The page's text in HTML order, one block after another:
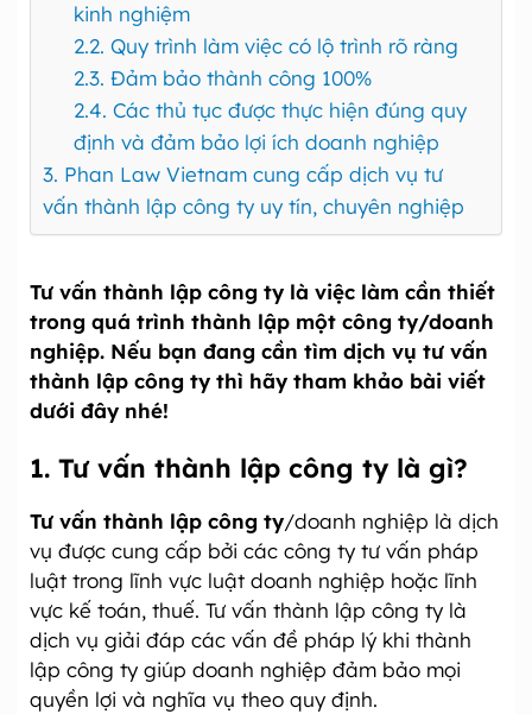
kinh nghiệm
2.2. Quy trình làm việc có lộ trình rõ ràng
2.3. Đảm bảo thành công 100%
2.4. Các thủ tục được thực hiện đúng quy
định và đảm bảo lợi ích doanh nghiệp
3. Phan Law Vietnam cung cấp dịch vụ tư
vấn thành lập công ty uy tín, chuyên nghiệp
Tư vấn thành lập công ty là việc làm cần thiết
trong quá trình thành lập một công ty/doanh
nghiệp. Nếu bạn đang cần tìm dịch vụ tư vấn
thành lập công ty thì hãy tham khảo bài viết
dưới đây nhé!
1. Tư vấn thành lập công ty là gì?
Tư vấn thành lập công ty/doanh nghiệp là dịch
vụ được cung cấp bởi các công ty tư vấn pháp
luật trong lĩnh vực luật doanh nghiệp hoặc lĩnh
vực kế toán, thuế. Tư vấn thành lập công ty là
dịch vụ giải đáp các vấn đề pháp lý khi thành
lập công ty giúp doanh nghiệp đảm bảo mọi
quyền lợi và nghĩa vụ theo quy định.